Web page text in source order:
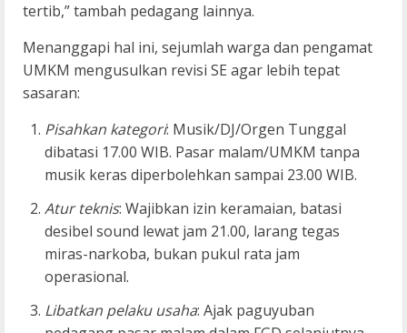
tertib,” tambah pedagang lainnya.
Menanggapi hal ini, sejumlah warga dan pengamat
UMKM mengusulkan revisi SE agar lebih tepat
sasaran:
Pisahkan kategori: Musik/DJ/Orgen Tunggal
dibatasi 17.00 WIB. Pasar malam/UMKM tanpa
musik keras diperbolehkan sampai 23.00 WIB.
Atur teknis: Wajibkan izin keramaian, batasi
desibel sound lewat jam 21.00, larang tegas
miras-narkoba, bukan pukul rata jam
operasional.
Libatkan pelaku usaha: Ajak paguyuban